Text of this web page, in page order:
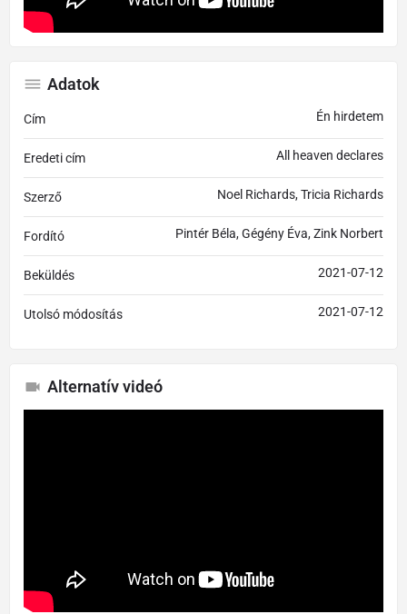
Adatok
Cím Én hirdetem
Eredeti cím All heaven declares
Szerző Noel Richards, Tricia Richards
Fordító Pintér Béla, Gégény Éva, Zink Norbert
Beküldés 2021-07-12
Utolsó módosítás 2021-07-12
Alternatív videó